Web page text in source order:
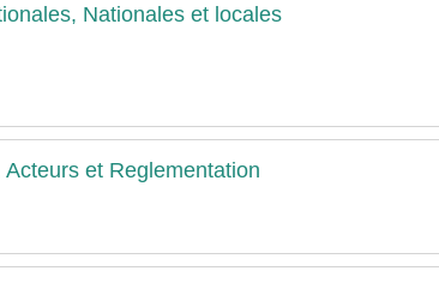
Nationales et locales
et Reglementation